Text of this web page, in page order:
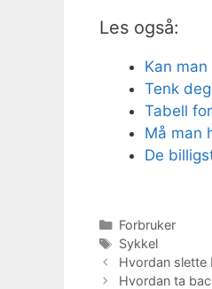
Les også:
Kan
Tenk
Tabell
Må man
De
Kategorier
Forbruker
Stikkord
Sykkel
Hvordan slette
Hvordan ta